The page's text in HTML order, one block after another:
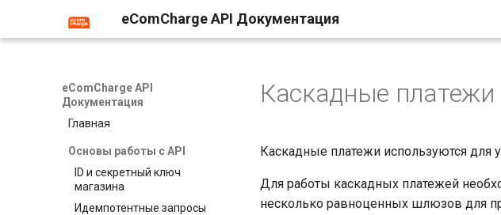
eComCharge API Документация
eComCharge API
Документация
Главная
Основы работы с API
ID и секретный ключ
магазина
Идемпотентные запросы
Каскадные платежи
Каскадные платежи используются для
Для работы каскадных платежей
несколько равноценных шлюзов для